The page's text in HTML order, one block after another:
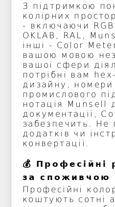
З підтримкою
колірних
- включаючи
OKLAB, RAL,
інші - Color
вашою мовою
вашої сфери
потрібні вам
дизайну, номери
промислового
нотація Munsell
документації,
забезпечить. Не
додатків чи
конвертації.
💰 Професійні
за споживчою
Професійні
коштують сотні